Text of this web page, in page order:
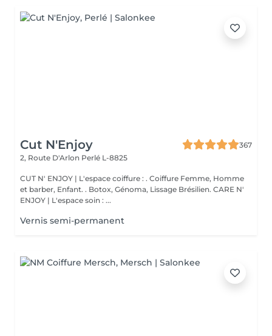
Cut N'Enjoy
367
2, Route D'Arlon Perlé L-8825
CUT N' ENJOY | L'espace coiffure : . Coiffure Femme, Homme
et barber, Enfant. . Botox, Génoma, Lissage Brésilien. CARE N'
ENJOY | L'espace soin : ...
Vernis semi-permanent